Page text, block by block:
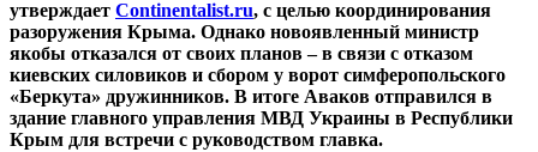
утверждает Сontinentalist.ru, с целью координирования
разоружения Крыма. Однако новоявленный министр
якобы отказался от своих планов – в связи с отказом
киевских силовиков и сбором у ворот симферопольского
«Беркута» дружинников. В итоге Аваков отправился в
здание главного управления МВД Украины в Республики
Крым для встречи с руководством главка.